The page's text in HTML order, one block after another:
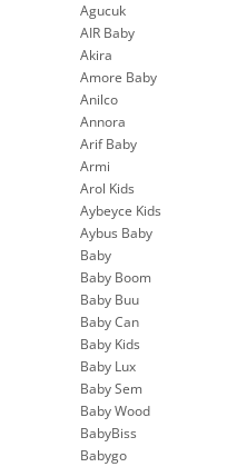
Agucuk
AIR Baby
Akira
Amore Baby
Anilco
Annora
Arif Baby
Armi
Arol Kids
Aybeyce Kids
Aybus Baby
Baby
Baby Boom
Baby Buu
Baby Can
Baby Kids
Baby Lux
Baby Sem
Baby Wood
BabyBiss
Babygo